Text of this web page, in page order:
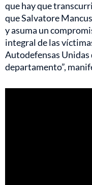
que hay que
que Salvatore
y asuma un
integral de las
Autodefensas Unidas
departamento”,